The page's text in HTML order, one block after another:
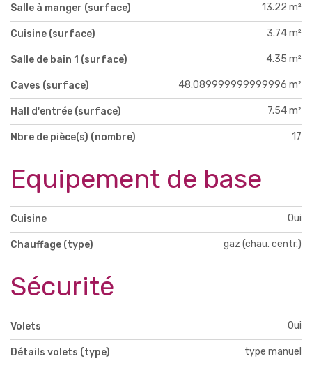
Salle à manger (surface) 13.22 m²
Cuisine (surface) 3.74 m²
Salle de bain 1 (surface) 4.35 m²
Caves (surface) 48.089999999999996 m²
Hall d'entrée (surface) 7.54 m²
Nbre de pièce(s) (nombre) 17
Equipement de base
Cuisine Oui
Chauffage (type) gaz (chau. centr.)
Sécurité
Volets Oui
Détails volets (type) type manuel